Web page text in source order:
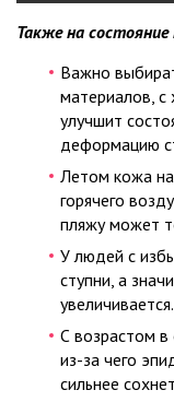
Также на
Важно
материалов, с
улучшит
деформацию
Летом кожа
горячего
пляжу может
У людей с
ступни, а
увеличивается.
С возрастом в
из-за чего
сильнее